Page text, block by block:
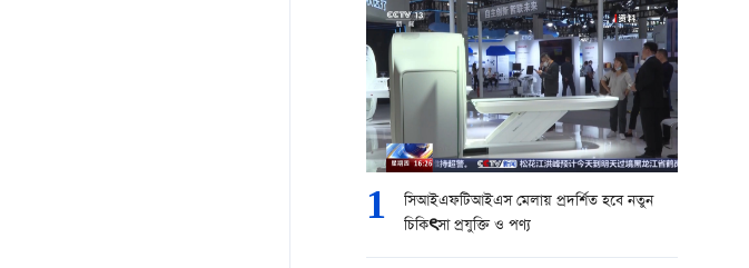
1
সিআইএফটিআইএস মেলায় প্রদর্শিত হবে নতুন
চিকিৎসা প্রযুক্তি ও পণ্য